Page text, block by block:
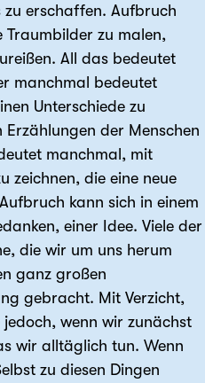
zu erschaffen. Aufbruch
zu malen,
All das bedeutet
manchmal bedeutet
Unterschiede zu
der Menschen
manchmal, mit
zeichnen, die eine neue
kann sich in einem
einer Idee. Viele der
die wir um uns herum
ganz großen
gebracht. Mit Verzicht,
wenn wir zunächst
wir alltäglich tun. Wenn
zu diesen Dingen